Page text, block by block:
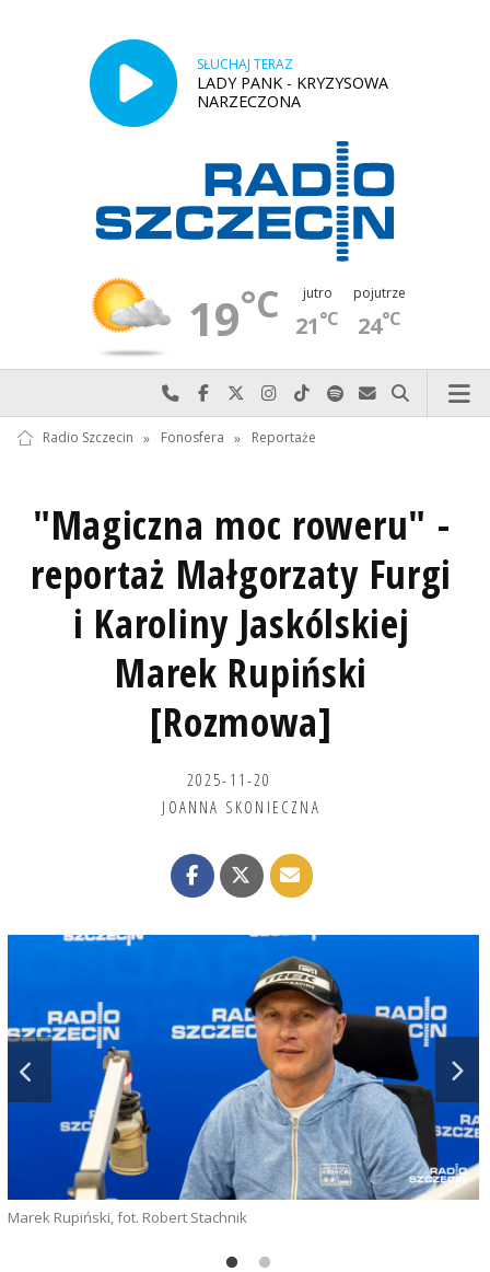
SŁUCHAJ TERAZ
LADY PANK - KRYZYSOWA
NARZECZONA
19°C jutro
21°C
pojutrze
24°C
Najlepiej po prostu do nas zadzwoń
Odwiedź nas na Facebook-u
Odwiedź nas na X
Odwiedź nas na Instagram-ie
Odwiedź nas na TikTok-u
Szukaj nas na Spotify
Wyślij do nas
Szukaj
Radio Szczecin » Fonosfera » Reportaże
"Magiczna moc roweru" -
reportaż Małgorzaty Furgi
i Karoliny Jaskólskiej
Marek Rupiński
[Rozmowa]
2025-11-20
JOANNA SKONIECZNA
Marek Rupiński, fot. Robert Stachnik